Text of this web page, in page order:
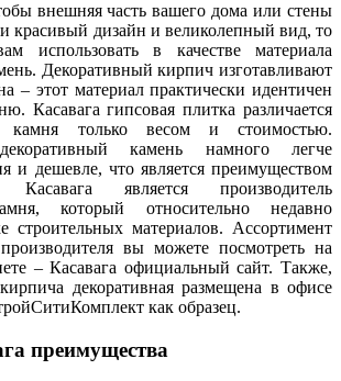
внешняя часть вашего дома или стены
красивый дизайн и великолепный вид, то
использовать в качестве материала
Декоративный кирпич изготавливают
– этот материал практически идентичен
Касавага гипсовая плитка различается
камня только весом и стоимостью.
камень намного легче
и дешевле, что является преимуществом
является производитель
который относительно недавно
строительных материалов. Ассортимент
вы можете посмотреть на
– Касавага официальный сайт. Также,
декоративная размещена в офисе
как образец.
преимущества